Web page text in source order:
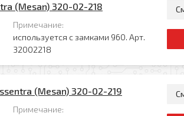
(Mesan) 320-02-218
Примечание:
используется с замками 960. Арт.
32002218
(Mesan) 320-02-219
Примечание: